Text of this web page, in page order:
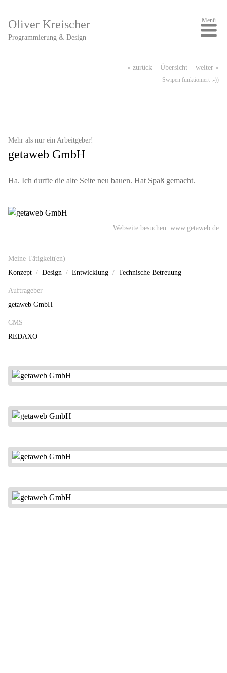
Oliver Kreischer
Programmierung & Design
Menü
« zurück Übersicht weiter »
Swipen funktioniert :-))
Mehr als nur ein Arbeitgeber!
getaweb GmbH
Ha. Ich durfte die alte Seite neu bauen. Hat Spaß gemacht.
Webseite besuchen: www.getaweb.de
Meine Tätigkeit(en)
Konzept
Design Entwicklung Technische Betreuung
Auftrageber
getaweb GmbH
CMS
REDAXO